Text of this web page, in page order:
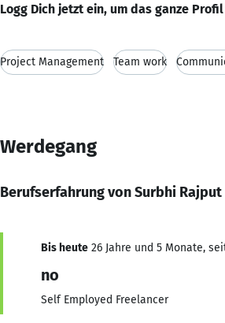
Logg Dich jetzt ein, um das ganze
Project Management Team work
Werdegang
Berufserfahrung von Surbhi Rajput
Bis heute 26 Jahre und 5 Monate,
no
Self Employed Freelancer